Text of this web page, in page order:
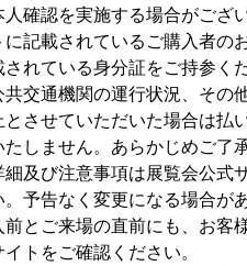
人確認を実施する場合がござ
記載されているご購入者の
れている身分証をご持参くだ
共交通機関の運行状況、その
させていただいた場合は払
しません。あらかじめご了
細及び注意事項は展覧会公式
。予告なく変更になる場合が
とご来場の直前にも、お客
トをご確認ください。